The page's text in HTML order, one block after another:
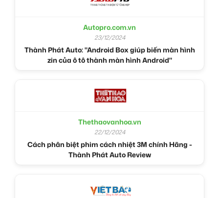
Autopro.com.vn
23/12/2024
Thành Phát Auto: "Android Box giúp biến màn hình
zin của ô tô thành màn hình Android"
Thethaovanhoa.vn
22/12/2024
Cách phân biệt phim cách nhiệt 3M chính Hãng -
Thành Phát Auto Review